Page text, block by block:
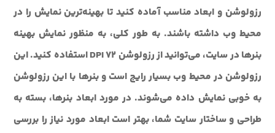
رزولوشن و ابعاد مناسب آماده کنید تا بهینه‌ترین نمایش را در
محیط وب داشته باشند. به طور کلی، به منظور نمایش بهینه
بنرها در سایت، می‌توانید از رزولوشن 72 DPI استفاده کنید. این
رزولوشن در محیط وب بسیار رایج است و بنرها با این رزولوشن
به خوبی نمایش داده می‌شوند. در مورد ابعاد بنرها، بسته به
طراحی و ساختار سایت شما، بهتر است ابعاد مورد نیاز را بررسی